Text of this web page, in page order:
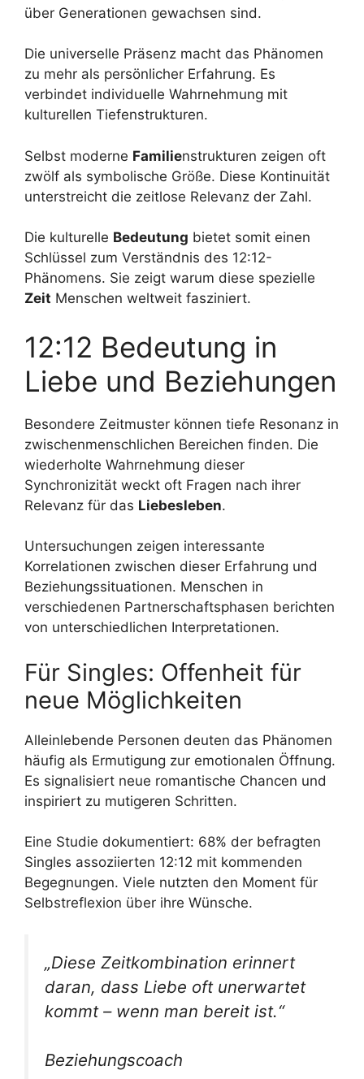
über Generationen gewachsen sind.
Die universelle Präsenz macht das Phänomen
zu mehr als persönlicher Erfahrung. Es
verbindet individuelle Wahrnehmung mit
kulturellen Tiefenstrukturen.
Selbst moderne Familienstrukturen zeigen oft
zwölf als symbolische Größe. Diese Kontinuität
unterstreicht die zeitlose Relevanz der Zahl.
Die kulturelle Bedeutung bietet somit einen
Schlüssel zum Verständnis des 12:12-
Phänomens. Sie zeigt warum diese spezielle
Zeit Menschen weltweit fasziniert.
12:12 Bedeutung in
Liebe und Beziehungen
Besondere Zeitmuster können tiefe Resonanz in
zwischenmenschlichen Bereichen finden. Die
wiederholte Wahrnehmung dieser
Synchronizität weckt oft Fragen nach ihrer
Relevanz für das Liebesleben.
Untersuchungen zeigen interessante
Korrelationen zwischen dieser Erfahrung und
Beziehungssituationen. Menschen in
verschiedenen Partnerschaftsphasen berichten
von unterschiedlichen Interpretationen.
Für Singles: Offenheit für
neue Möglichkeiten
Alleinlebende Personen deuten das Phänomen
häufig als Ermutigung zur emotionalen Öffnung.
Es signalisiert neue romantische Chancen und
inspiriert zu mutigeren Schritten.
Eine Studie dokumentiert: 68% der befragten
Singles assoziierten 12:12 mit kommenden
Begegnungen. Viele nutzten den Moment für
Selbstreflexion über ihre Wünsche.
„Diese Zeitkombination erinnert
daran, dass Liebe oft unerwartet
kommt – wenn man bereit ist.“
Beziehungscoach